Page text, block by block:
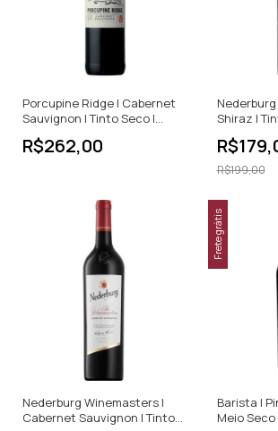
Porcupine Ridge | Cabernet
Sauvignon | Tinto Seco |
750ml
R$262,00
Shiraz |
750ml
R$199,00
Nederburg Winemasters |
Cabernet Sauvignon | Tinto
Frete grátis
Barista |
Meio Seco